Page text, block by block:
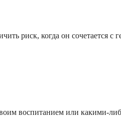
риск, когда он сочетается с
воспитанием или какими-